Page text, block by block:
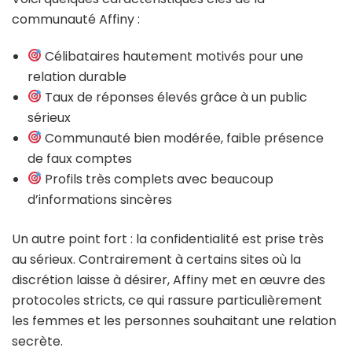
communauté Affiny :
Célibataires hautement motivés pour une
relation durable
Taux de réponses élevés grâce à un public
sérieux
Communauté bien modérée, faible présence
de faux comptes
Profils très complets avec beaucoup
d’informations sincères
Un autre point fort : la confidentialité est prise très
au sérieux. Contrairement à certains sites où la
discrétion laisse à désirer, Affiny met en œuvre des
protocoles stricts, ce qui rassure particulièrement
les femmes et les personnes souhaitant une relation
secrète.